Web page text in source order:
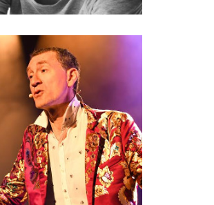
YANN GOLGEVIT
6.Contre-ténor